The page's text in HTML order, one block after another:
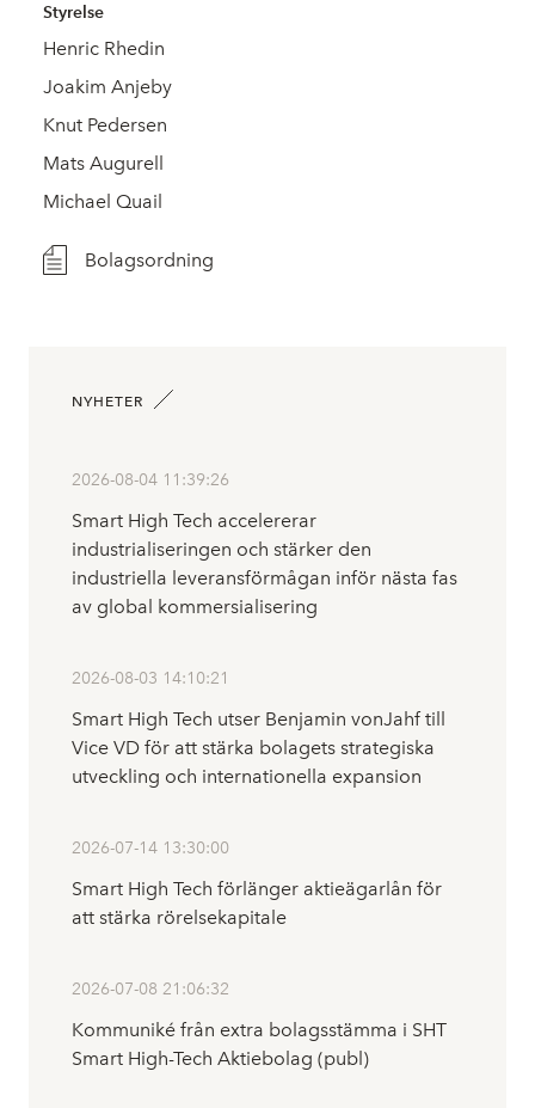
Styrelse
Henric Rhedin
Joakim Anjeby
Knut Pedersen
Mats Augurell
Michael Quail
Bolagsordning
NYHETER
2026-08-04 11:39:26
Smart High Tech accelererar
industrialiseringen och stärker den
industriella leveransförmågan inför nästa fas
av global kommersialisering
2026-08-03 14:10:21
Smart High Tech utser Benjamin vonJahf till
Vice VD för att stärka bolagets strategiska
utveckling och internationella expansion
2026-07-14 13:30:00
Smart High Tech förlänger aktieägarlån för
att stärka rörelsekapitale
2026-07-08 21:06:32
Kommuniké från extra bolagsstämma i SHT
Smart High-Tech Aktiebolag (publ)